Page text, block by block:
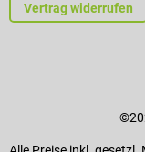
Vertrag widerrufen